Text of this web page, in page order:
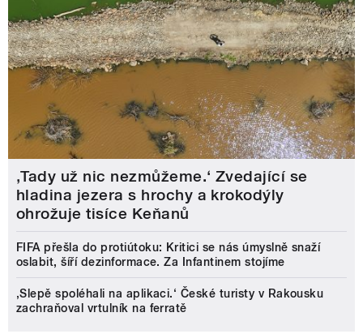
‚Tady už nic nezmůžeme.‘ Zvedající se
hladina jezera s hrochy a krokodýly
ohrožuje tisíce Keňanů
FIFA přešla do protiútoku: Kritici se nás úmyslně snaží
oslabit, šíří dezinformace. Za Infantinem stojíme
‚Slepě spoléhali na aplikaci.‘ České turisty v Rakousku
zachraňoval vrtulník na ferratě